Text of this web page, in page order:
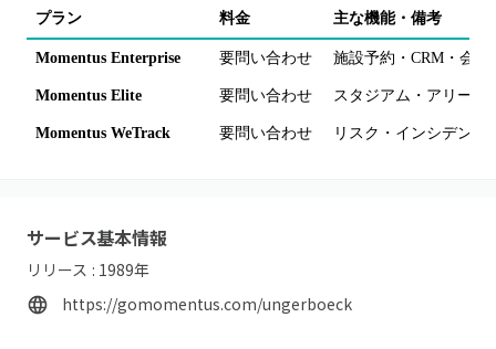
プラン 料金 主な機能・備考
Momentus Enterprise 要問い合わせ 施設予約・CRM・会
Momentus Elite 要問い合わせ スタジアム・アリーナ
Momentus WeTrack 要問い合わせ リスク・インシデン
サービス基本情報
リリース : 1989年
https://gomomentus.com/ungerboeck